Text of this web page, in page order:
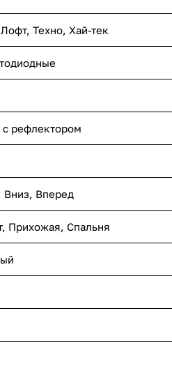
Лофт, Техно, Хай-тек
с рефлектором
Вниз, Вперед
, Прихожая, Спальня